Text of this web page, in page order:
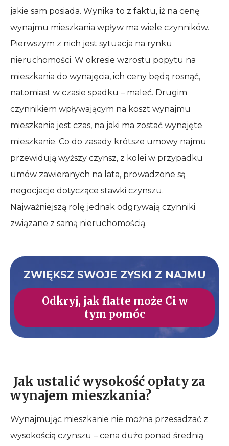
jakie sam posiada. Wynika to z faktu, iż na cenę
wynajmu mieszkania wpływ ma wiele czynników.
Pierwszym z nich jest sytuacja na rynku
nieruchomości. W okresie wzrostu popytu na
mieszkania do wynajęcia, ich ceny będą rosnąć,
natomiast w czasie spadku – maleć. Drugim
czynnikiem wpływającym na koszt wynajmu
mieszkania jest czas, na jaki ma zostać wynajęte
mieszkanie. Co do zasady krótsze umowy najmu
przewidują wyższy czynsz, z kolei w przypadku
umów zawieranych na lata, prowadzone są
negocjacje dotyczące stawki czynszu.
Najważniejszą rolę jednak odgrywają czynniki
związane z samą nieruchomością.
ZWIĘKSZ SWOJE ZYSKI Z NAJMU
Odkryj, jak flatte może Ci w
tym pomóc
Jak ustalić wysokość opłaty za
wynajem mieszkania?
Wynajmując mieszkanie nie można przesadzać z
wysokością czynszu – cena dużo ponad średnią